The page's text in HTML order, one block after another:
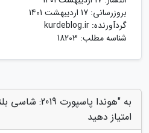
بروزرسانی: 17 اردیبهشت 1401
گردآورنده: kurdeblog.ir
شناسه مطلب: 18203
به "هوندا
امتیاز دهید